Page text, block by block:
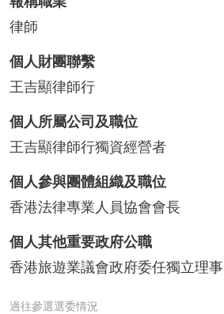
律師
個人財團聯繫
王吉顯律師行
個人所屬公司及職位
王吉顯律師行獨資經營者
個人參與團體組織及職位
香港法律專業人員協會會長
個人其他重要政府公職
香港旅遊業議會政府委任獨立理事
過往參選選委情況